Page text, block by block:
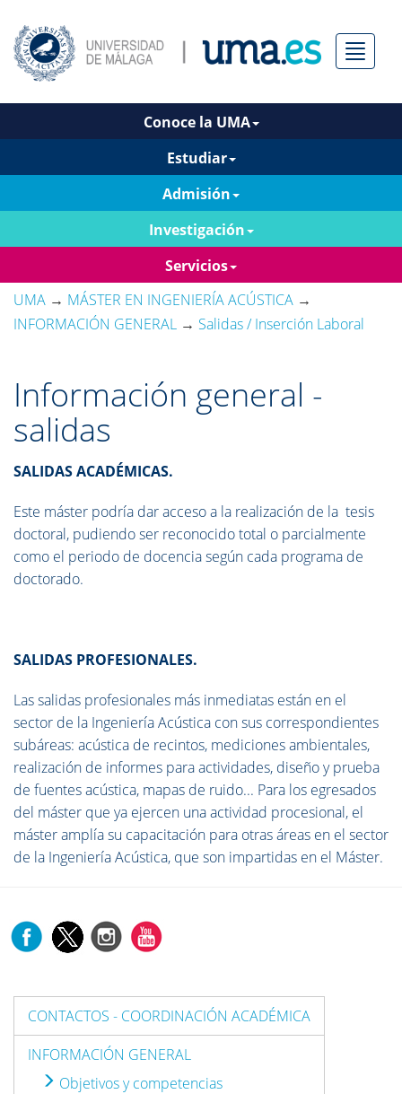
Menú
Conoce la UMA
Estudiar
Admisión
Investigación
Servicios
UMA → MÁSTER EN INGENIERÍA ACÚSTICA →
INFORMACIÓN GENERAL → Salidas / Inserción Laboral
Información general -
salidas
SALIDAS ACADÉMICAS.
Este máster podría dar acceso a la realización de la tesis
doctoral, pudiendo ser reconocido total o parcialmente
como el periodo de docencia según cada programa de
doctorado.
SALIDAS PROFESIONALES.
Las salidas profesionales más inmediatas están en el
sector de la Ingeniería Acústica con sus correspondientes
subáreas: acústica de recintos, mediciones ambientales,
realización de informes para actividades, diseño y prueba
de fuentes acústica, mapas de ruido... Para los egresados
del máster que ya ejercen una actividad procesional, el
máster amplía su capacitación para otras áreas en el sector
de la Ingeniería Acústica, que son impartidas en el Máster.
CONTACTOS - COORDINACIÓN ACADÉMICA
INFORMACIÓN GENERAL
Objetivos y competencias